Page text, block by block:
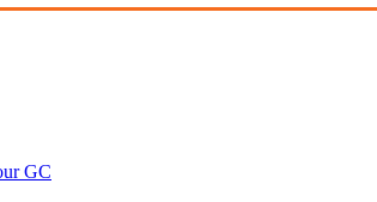
GC